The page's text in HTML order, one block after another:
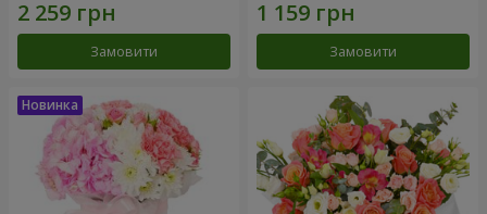
Замовити Замовити